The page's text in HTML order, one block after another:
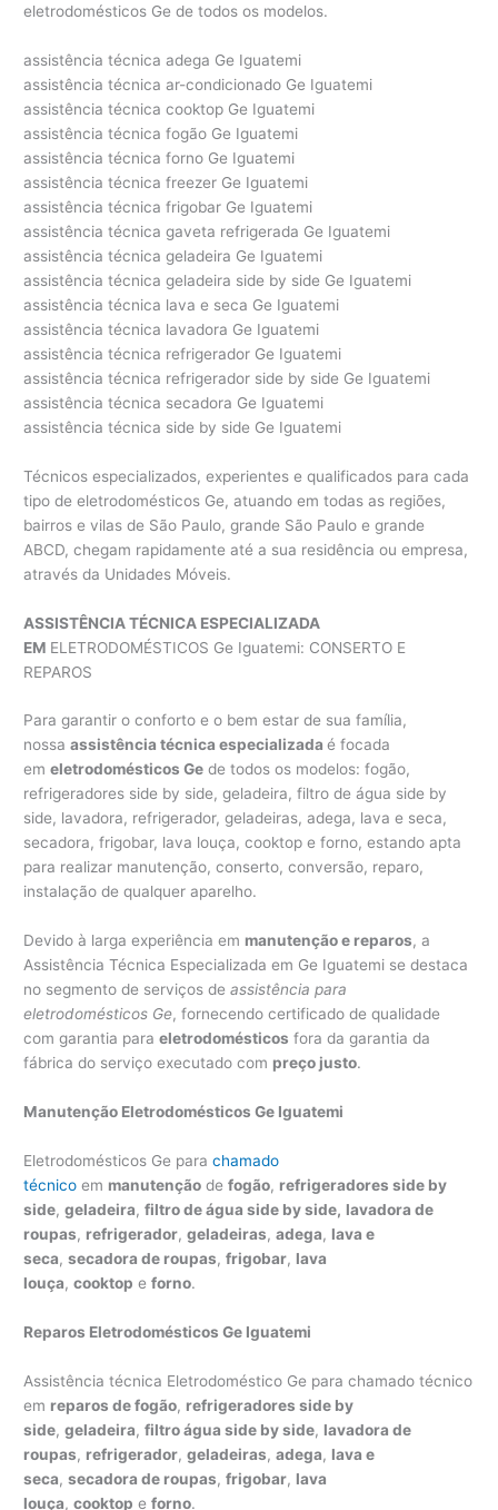
eletrodomésticos Ge de todos os modelos.
assistência técnica adega Ge Iguatemi
assistência técnica ar-condicionado Ge Iguatemi
assistência técnica cooktop Ge Iguatemi
assistência técnica fogão Ge Iguatemi
assistência técnica forno Ge Iguatemi
assistência técnica freezer Ge Iguatemi
assistência técnica frigobar Ge Iguatemi
assistência técnica gaveta refrigerada Ge Iguatemi
assistência técnica geladeira Ge Iguatemi
assistência técnica geladeira side by side Ge Iguatemi
assistência técnica lava e seca Ge Iguatemi
assistência técnica lavadora Ge Iguatemi
assistência técnica refrigerador Ge Iguatemi
assistência técnica refrigerador side by side Ge Iguatemi
assistência técnica secadora Ge Iguatemi
assistência técnica side by side Ge Iguatemi
Técnicos especializados, experientes e qualificados para cada
tipo de eletrodomésticos Ge, atuando em todas as regiões,
bairros e vilas de São Paulo, grande São Paulo e grande
ABCD, chegam rapidamente até a sua residência ou empresa,
através da Unidades Móveis.
ASSISTÊNCIA TÉCNICA ESPECIALIZADA
EM ELETRODOMÉSTICOS Ge Iguatemi: CONSERTO E
REPAROS
Para garantir o conforto e o bem estar de sua família,
nossaassistência técnica especializadaé focada
emeletrodomésticos Ge de todos os modelos: fogão,
refrigeradores side by side, geladeira, filtro de água side by
side, lavadora, refrigerador, geladeiras, adega, lava e seca,
secadora, frigobar, lava louça, cooktop e forno, estando apta
para realizar manutenção, conserto, conversão, reparo,
instalação de qualquer aparelho.
Devido à larga experiência em manutenção e reparos, a
Assistência Técnica Especializada em Ge Iguatemi se destaca
no segmento de serviços deassistência para
eletrodomésticos Ge, fornecendo certificado de qualidade
com garantia paraeletrodomésticos fora da garantia da
fábrica do serviço executado com preço justo.
Manutenção Eletrodomésticos Ge Iguatemi
Eletrodomésticos Ge parachamado
técnico em manutenção defogão, refrigeradores side by
side,geladeira,filtro de água side by side, lavadora de
roupas, refrigerador,geladeiras,adega, lava e
seca,secadora de roupas,frigobar, lava
louça,cooktop eforno.
Reparos Eletrodomésticos Ge Iguatemi
Assistência técnica Eletrodoméstico Ge para chamado técnico
em reparos de fogão, refrigeradores side by
side,geladeira,filtro água side by side, lavadora de
roupas, refrigerador,geladeiras,adega, lava e
seca,secadora de roupas,frigobar, lava
louça,cooktop eforno.